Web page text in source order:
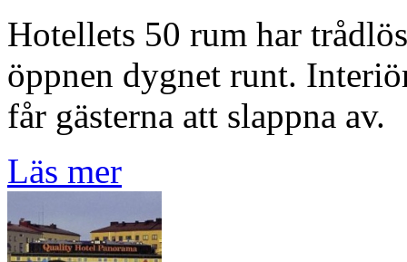
Hotellets 50 rum har
öppnen dygnet runt.
får gästerna att slappna av.
Läs mer